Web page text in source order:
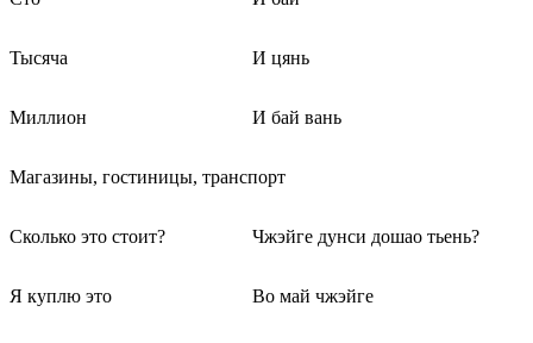
Тысяча И цянь
Миллион И бай вань
Магазины, гостиницы, транспорт
Сколько это стоит? Чжэйге дунси дошао тьень?
Я куплю это Во май чжэйге